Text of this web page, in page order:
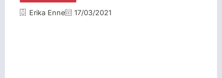
Erika Enne 17/03/2021